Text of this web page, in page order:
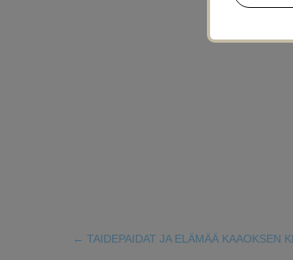
← TAIDEPAIDAT JA ELÄMÄÄ KAAOKSEN